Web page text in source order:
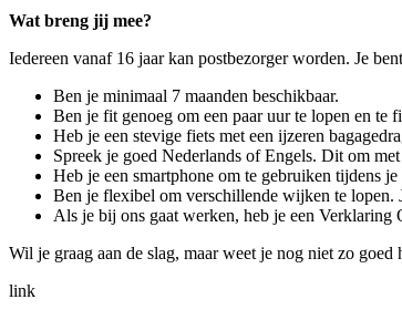
Wat breng jij mee?
Iedereen vanaf 16 jaar kan postbezorger worden. Je
Ben je minimaal 7 maanden beschikbaar.
Ben je fit genoeg om een paar uur te lopen en te
Heb je een stevige fiets met een ijzeren
Spreek je goed Nederlands of Engels. Dit om
Heb je een smartphone om te gebruiken tijdens
Ben je flexibel om verschillende wijken te lopen.
Als je bij ons gaat werken, heb je een
Wil je graag aan de slag, maar weet je nog niet zo
link